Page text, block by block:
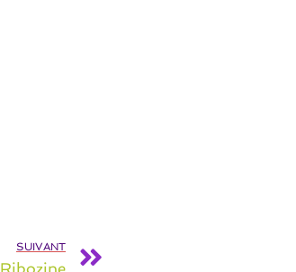
SUIVANT
Ribozine